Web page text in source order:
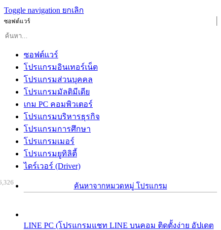
Toggle navigation ยกเลิก
ซอฟต์แวร์
ซอฟต์แวร์
โปรแกรมอินเทอร์เน็ต
โปรแกรมส่วนบุคคล
โปรแกรมมัลติมีเดีย
เกม PC คอมพิวเตอร์
โปรแกรมบริหารธุรกิจ
โปรแกรมการศึกษา
โปรแกรมเมอร์
โปรแกรมยูทิลิตี้
ไดร์เวอร์ (Driver)
ค้นหาจากหมวดหมู่ โปรแกรม
LINE PC (โปรแกรมแชท LINE บนคอม ติดตั้งง่าย อัปเดต